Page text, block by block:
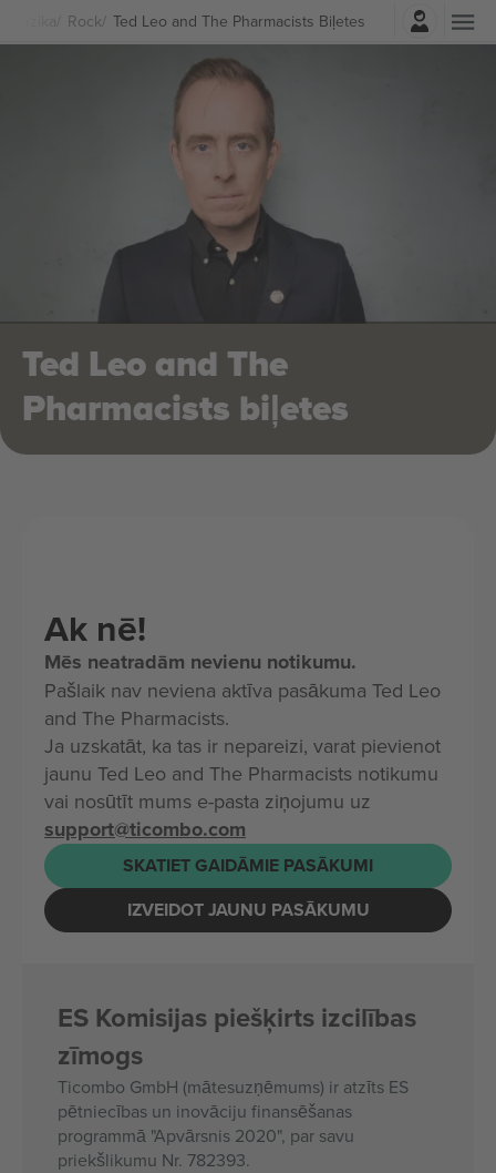
Rock Ted Leo and The Pharmacists Biļetes
Pierakstīties
Ted Leo and The
Pharmacists biļetes
Ak nē!
Mēs neatradām nevienu notikumu.
Pašlaik nav neviena aktīva pasākuma Ted Leo
and The Pharmacists.
Ja uzskatāt, ka tas ir nepareizi, varat pievienot
jaunu Ted Leo and The Pharmacists notikumu
vai nosūtīt mums e-pasta ziņojumu uz
support@ticombo.com
SKATIET GAIDĀMIE PASĀKUMI
IZVEIDOT JAUNU PASĀKUMU
ES Komisijas piešķirts izcilības
zīmogs
Ticombo GmbH (mātesuzņēmums) ir atzīts ES
pētniecības un inovāciju finansēšanas
programmā "Apvārsnis 2020", par savu
priekšlikumu Nr. 782393.